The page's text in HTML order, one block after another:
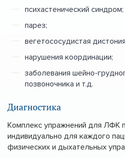
психастенический синдром;
парез;
вегетососудистая
нарушения координации;
заболевания шейно-
позвоночника и т.д.
Диагностика
Комплекс упражнений для ЛФК
индивидуально для каждого
физических и дыхательных